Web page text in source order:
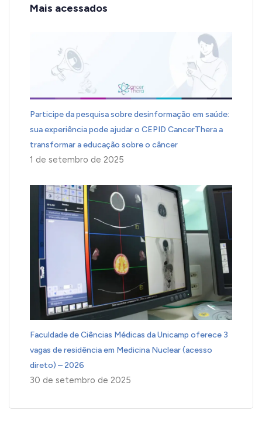
Mais acessados
Participe da pesquisa sobre desinformação em saúde:
sua experiência pode ajudar o CEPID CancerThera a
transformar a educação sobre o câncer
1 de setembro de 2025
Faculdade de Ciências Médicas da Unicamp oferece 3
vagas de residência em Medicina Nuclear (acesso
direto) – 2026
30 de setembro de 2025